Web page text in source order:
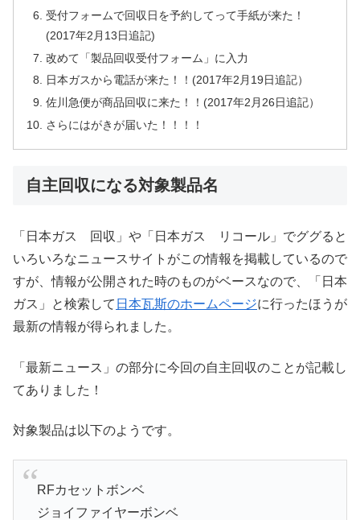
受付フォームで回収日を予約してって手紙が来た！
(2017年2月13日追記)
改めて「製品回収受付フォーム」に入力
日本ガスから電話が来た！！(2017年2月19日追記）
佐川急便が商品回収に来た！！(2017年2月26日追記）
さらにはがきが届いた！！！！
自主回収になる対象製品名
「日本ガス 回収」や「日本ガス リコール」でググると
いろいろなニュースサイトがこの情報を掲載しているので
すが、情報が公開された時のものがベースなので、「日本
ガス」と検索して 日本瓦斯のホームページに行ったほうが
最新の情報が得られました。
「最新ニュース」の部分に今回の自主回収のことが記載し
てありました！
対象製品は以下のようです。
RFカセットボンベ
ジョイファイヤーボンベ